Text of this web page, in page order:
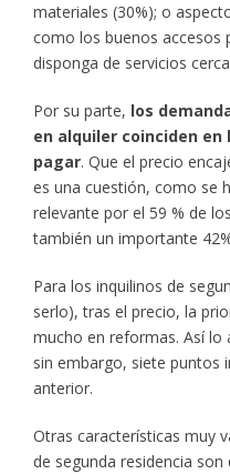
materiales (30%); o
como los buenos accesos
disponga de servicios
Por su parte, los
en alquiler coinciden
pagar. Que el precio
es una cuestión, como se
relevante por el 59 % de
también un importante
Para los inquilinos de
serlo), tras el precio, la
mucho en reformas. Así lo
sin embargo, siete puntos
anterior.
Otras características muy
de segunda residencia